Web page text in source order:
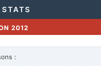
2012
: